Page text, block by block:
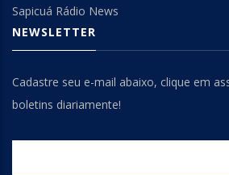
Sapicuá Rádio News
NEWSLETTER
Cadastre seu e-mail abaixo, clique em
boletins diariamente!